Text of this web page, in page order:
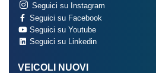
Seguici su Instagram
Seguici su Facebook
Seguici su Youtube
Seguici su Linkedin
VEICOLI NUOVI